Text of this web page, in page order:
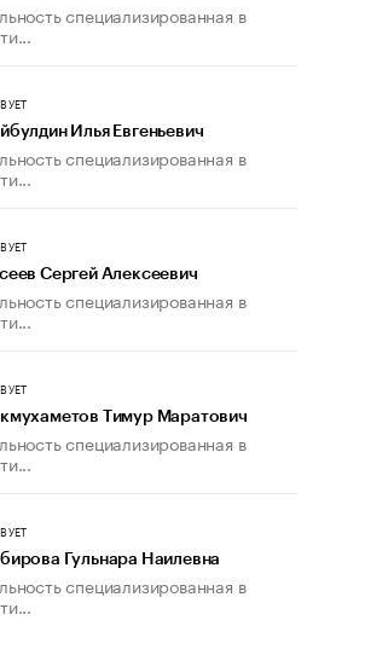
стареет иначе». Как живет глава
специализированная в
Илья Евгеньевич
специализированная в
Сергей Алексеевич
специализированная в
Тимур Маратович
специализированная в
Гульнара Наилевна
специализированная в